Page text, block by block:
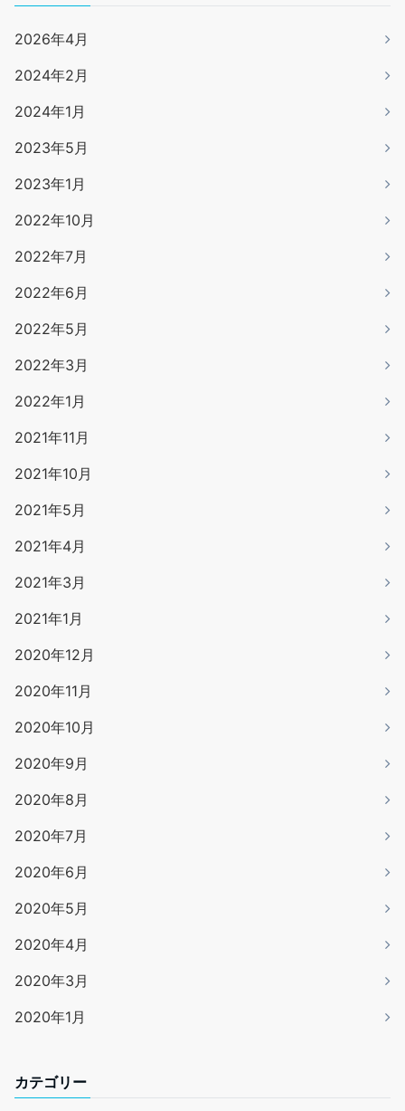
2026年4月
2024年2月
2024年1月
2023年5月
2023年1月
2022年10月
2022年7月
2022年6月
2022年5月
2022年3月
2022年1月
2021年11月
2021年10月
2021年5月
2021年4月
2021年3月
2021年1月
2020年12月
2020年11月
2020年10月
2020年9月
2020年8月
2020年7月
2020年6月
2020年5月
2020年4月
2020年3月
2020年1月
カテゴリー